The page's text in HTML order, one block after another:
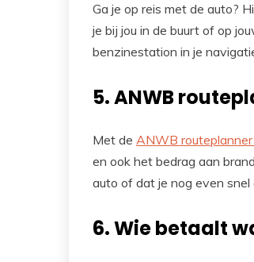
Ga je op reis met de auto?
je bij jou in de buurt of op
benzinestation in je
5. ANWB
Met de ANWB
en ook het bedrag aan
auto of dat je nog even snel
6. Wie betaalt